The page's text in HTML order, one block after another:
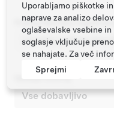
Poštna številka
Uporabljamo piškotke
naprave za analizo
oglaševalske vsebine
soglasje vključuje
se nahajate. Za več
Sprejmi